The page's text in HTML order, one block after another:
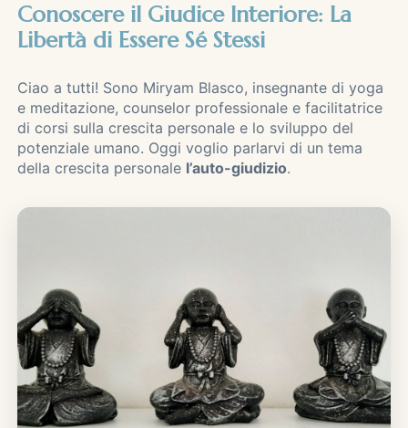
Conoscere il Giudice Interiore: La
Libertà di Essere Sé Stessi
Ciao a tutti! Sono Miryam Blasco, insegnante di yoga
e meditazione, counselor professionale e facilitatrice
di corsi sulla crescita personale e lo sviluppo del
potenziale umano. Oggi voglio parlarvi di un tema
della crescita personale l’auto-giudizio.